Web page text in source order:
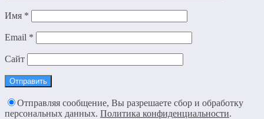
Имя *
Email *
Сайт
Отправляя сообщение, Вы разрешаете сбор и обработку
персональных данных. Политика конфиденциальности.